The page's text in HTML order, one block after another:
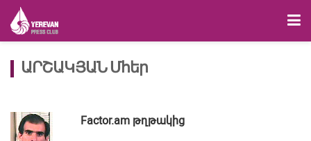
ԱՐՇԱԿՅԱՆ Մհեր
Factor.am թղթակից